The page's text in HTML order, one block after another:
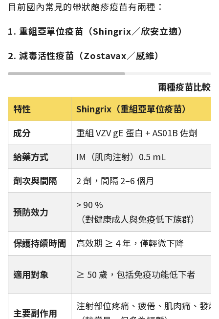
目前國內常見的帶狀皰疹疫苗有兩種：
1. 重組亞單位疫苗（Shingrix／欣安立適）
2. 減毒活性疫苗（Zostavax／感維）
兩種疫苗比較
特性
Shingrix（重組亞單位疫苗）
成分
重組 VZV gE 蛋白 + AS01B 佐劑
給藥方式
IM（肌肉注射）0.5 mL
劑次與間隔
2 劑，間隔 2–6 個月
預防效力
> 90 %
（對健康成人與免疫低下族群）
保護持續時間
高效期 ≥ 4 年，僅輕微下降
適用對象 ≥ 50 歲，包括免疫功能低下者
主要副作用
注射部位疼痛、疲倦、肌肉痛、發燒